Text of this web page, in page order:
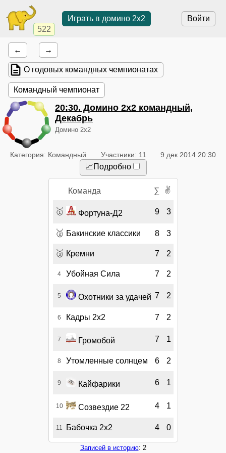
522
Войти
Играть в домино 2x2
← →
О годовых командных чемпионатах
Командный чемпионат
20:30. Домино 2x2 командный,
Декабрь
Домино 2x2
Категория: Командный Участники: 11 9 дек 2014 20:30
📈Подробно
Команда ∑ ✌
🥇 Фортуна-Д2 9 3
🥈 Бакинские классики 8 3
🥉 Кремни 7 2
4 Убойная Сила 7 2
5 Охотники за удачей 7 2
6 Кадры 2х2 7 2
7 Громобой 7 1
8 Утомленные солнцем 6 2
9 Кайфарики 6 1
10 Созвездие 22 4 1
11 Бабочка 2х2 4 0
Записей в историю: 2